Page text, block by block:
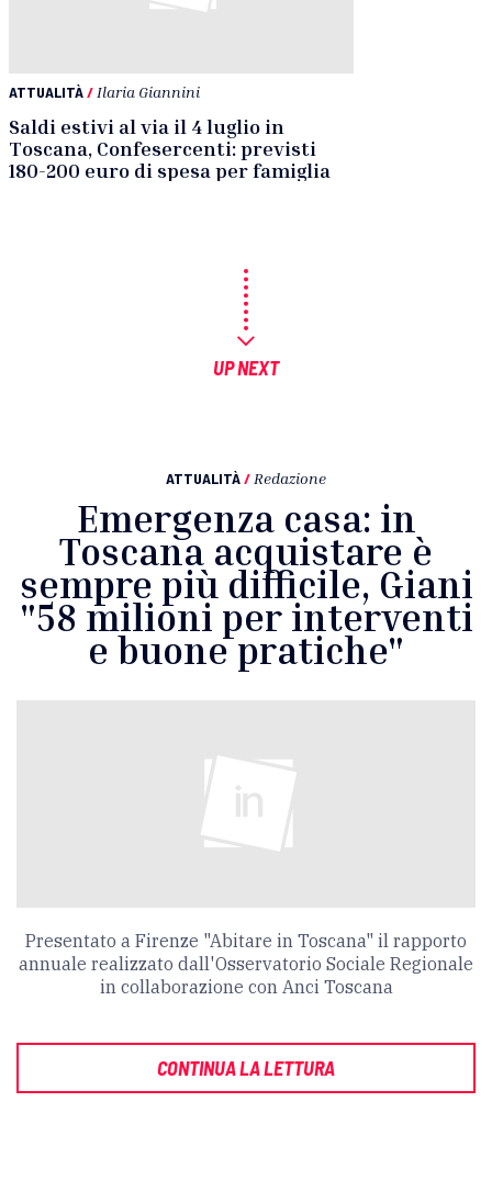
ATTUALITÀ/ Ilaria Giannini
Saldi estivi al via il 4 luglio in
Toscana, Confesercenti: previsti
180-200 euro di spesa per famiglia
UP NEXT
ATTUALITÀ/ Redazione
Emergenza casa: in
Toscana acquistare è
sempre più difficile, Giani
"58 milioni per interventi
e buone pratiche"
Presentato a Firenze "Abitare in Toscana" il rapporto
annuale realizzato dall'Osservatorio Sociale Regionale
in collaborazione con Anci Toscana
CONTINUA LA LETTURA